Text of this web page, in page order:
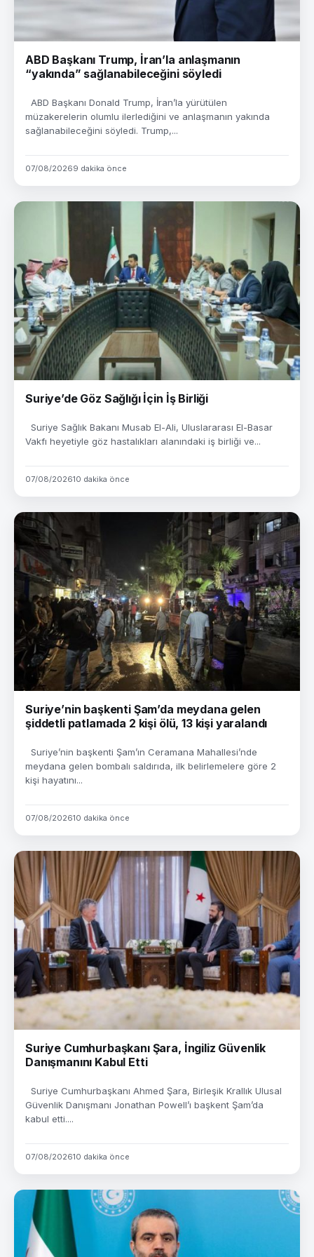
ABD Başkanı Trump, İran’la anlaşmanın
“yakında” sağlanabileceğini söyledi
ABD Başkanı Donald Trump, İran’la yürütülen
müzakerelerin olumlu ilerlediğini ve anlaşmanın yakında
sağlanabileceğini söyledi. Trump,...
07/08/20269 dakika önce
Suriye’de Göz Sağlığı İçin İş Birliği
Suriye Sağlık Bakanı Musab El-Ali, Uluslararası El-Basar
Vakfı heyetiyle göz hastalıkları alanındaki iş birliği ve...
07/08/202610 dakika önce
Suriye’nin başkenti Şam’da meydana gelen
şiddetli patlamada 2 kişi ölü, 13 kişi yaralandı
Suriye’nin başkenti Şam’ın Ceramana Mahallesi’nde
meydana gelen bombalı saldırıda, ilk belirlemelere göre 2
kişi hayatını...
07/08/202610 dakika önce
Suriye Cumhurbaşkanı Şara, İngiliz Güvenlik
Danışmanını Kabul Etti
Suriye Cumhurbaşkanı Ahmed Şara, Birleşik Krallık Ulusal
Güvenlik Danışmanı Jonathan Powell’ı başkent Şam’da
kabul etti....
07/08/202610 dakika önce